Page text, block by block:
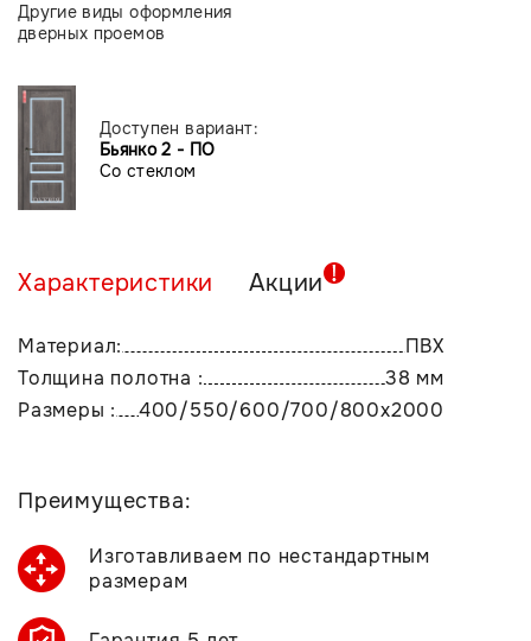
Другие виды оформления
дверных проемов
Доступен вариант:
Бьянко 2 - ПО
Со стеклом
Характеристики Акции
Материал:
ПВХ
Толщина полотна :
38 мм
Размеры :
400/550/600/700/800х2000
Преимущества:
Изготавливаем по нестандартным
размерам